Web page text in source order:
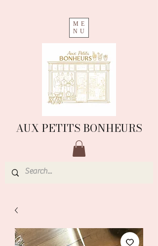
ME
NU
AUX PETITS BONHEURS